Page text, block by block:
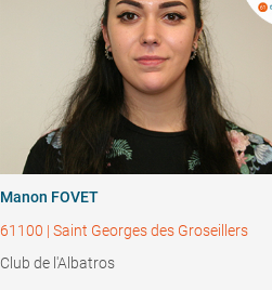
Manon FOVET
61100 |Saint Georges des Groseillers
Club de l'Albatros